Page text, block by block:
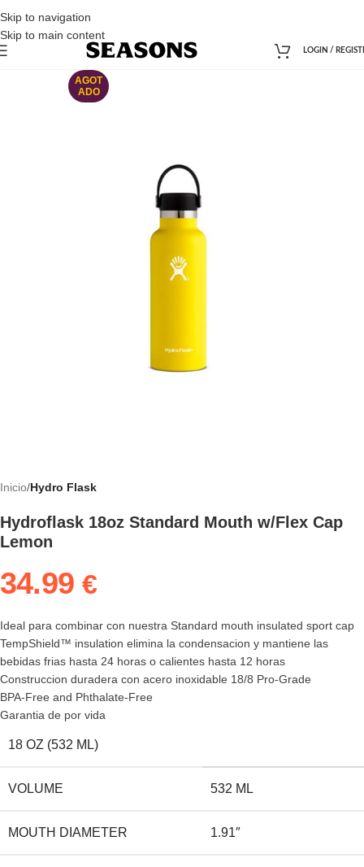
Skip to navigation
Skip to main content
LOGIN /
AGOT
ADO
Inicio Hydro Flask
Hydroflask 18oz Standard Mouth w/Flex Cap
Lemon
34.99€
Ideal para combinar con nuestra Standard mouth insulated sport cap
TempShield™ insulation elimina la condensacion y mantiene las
bebidas frias hasta 24 horas o calientes hasta 12 horas
Construccion duradera con acero inoxidable 18/8 Pro-Grade
BPA-Free and Phthalate-Free
Garantia de por vida
18 OZ (532 ML)
VOLUME 532 ML
MOUTH DIAMETER 1.91″